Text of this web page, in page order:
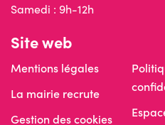
Samedi : 9h-12h
Site web
Mentions légales
La mairie recrute
Gestion des cookies